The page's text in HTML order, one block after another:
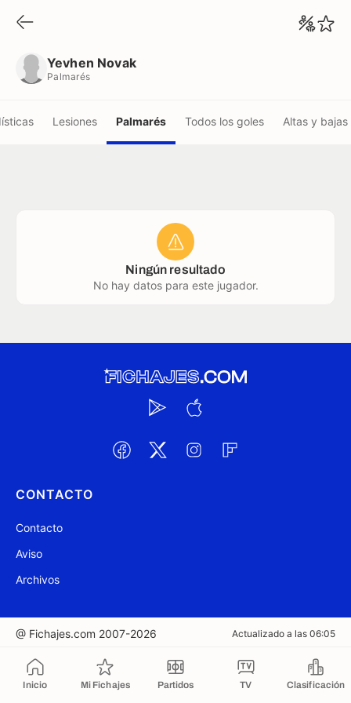
Inicio Mi Fichajes Partidos TV Clasificación
Yevhen Novak
Palmarés
Lesiones Palmarés Todos los goles Altas y bajas
Ningún resultado
No hay datos para este jugador.
CONTACTO
Contacto
Aviso
Archivos
@ Fichajes.com 2007-2026 Actualizado a las 06:05
Copiado al portapapeles